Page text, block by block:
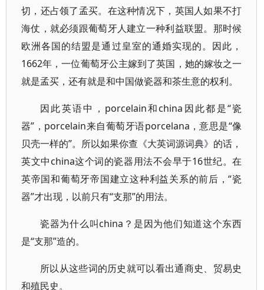
切，还占领了孟买。在这种情况下，英国人如果不打
海仗，就必须跟葡萄牙人建立一种利益联盟。那时候
欧洲各国的结盟是通过皇室的通婚实现的。因此，
1662年，一位葡萄牙公主嫁到了英国，她的嫁妆之一
就是孟买，还有就是和中国做瓷器和茶生意的权利。
因此英语中，porcelain和china因此都是“瓷
器”，porcelain来自葡萄牙语porcelana，意思是“像
贝壳一样的”。所以如果你查《大英词源词典》的话，
英文中china这个词的瓷器用法不会早于16世纪。在
英帝国和葡萄牙帝国建立这种利益关系的前后，“瓷
器”才出现，以前只有“支那”的用法。
瓷器为什么叫china？是因为他们知道这个东西
是“支那”造的。
所以从这些词的历史就可以看出通商史、贸易史
和殖民史。